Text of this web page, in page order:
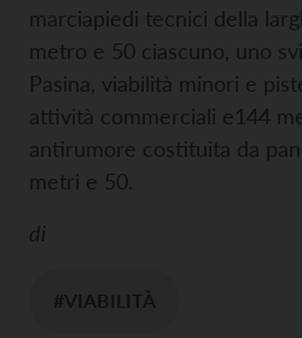
marciapiedi tecnici della
metro e 50 ciascuno, uno
Pasina, viabilità minori e
attività commerciali e144
antirumore costituita da
metri e 50.
di
#VIABILITÀ